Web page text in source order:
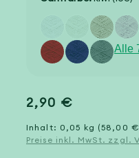
Alle
Normaler
Preis
2,90 €
Inhalt: 0,05 kg (58,00 €
Preise inkl. MwSt. zzgl.